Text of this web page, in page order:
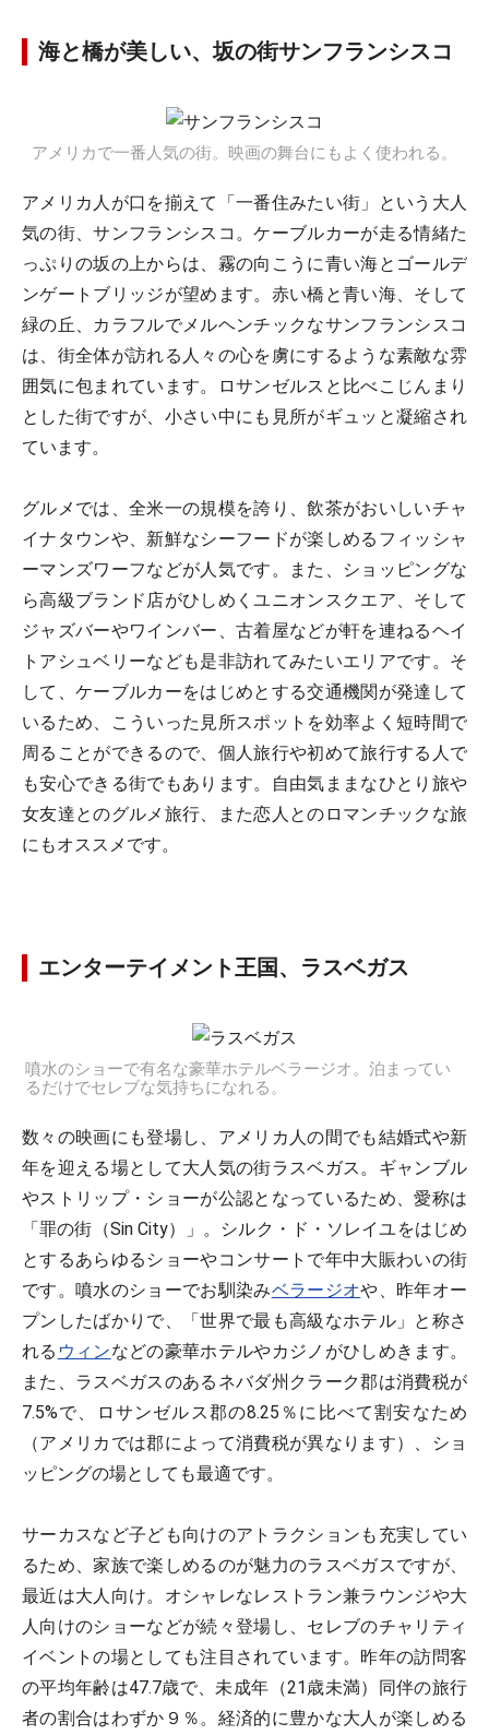
海と橋が美しい、坂の街サンフランシスコ
アメリカで一番人気の街。映画の舞台にもよく使われる。
アメリカ人が口を揃えて「一番住みたい街」という大人
気の街、サンフランシスコ。ケーブルカーが走る情緒た
っぷりの坂の上からは、霧の向こうに青い海とゴールデ
ンゲートブリッジが望めます。赤い橋と青い海、そして
緑の丘、カラフルでメルヘンチックなサンフランシスコ
は、街全体が訪れる人々の心を虜にするような素敵な雰
囲気に包まれています。ロサンゼルスと比べこじんまり
とした街ですが、小さい中にも見所がギュッと凝縮され
ています。
グルメでは、全米一の規模を誇り、飲茶がおいしいチャ
イナタウンや、新鮮なシーフードが楽しめるフィッシャ
ーマンズワーフなどが人気です。また、ショッピングな
ら高級ブランド店がひしめくユニオンスクエア、そして
ジャズバーやワインバー、古着屋などが軒を連ねるヘイ
トアシュベリーなども是非訪れてみたいエリアです。そ
して、ケーブルカーをはじめとする交通機関が発達して
いるため、こういった見所スポットを効率よく短時間で
周ることができるので、個人旅行や初めて旅行する人で
も安心できる街でもあります。自由気ままなひとり旅や
女友達とのグルメ旅行、また恋人とのロマンチックな旅
にもオススメです。
エンターテイメント王国、ラスベガス
噴水のショーで有名な豪華ホテルベラージオ。泊まってい
るだけでセレブな気持ちになれる。
数々の映画にも登場し、アメリカ人の間でも結婚式や新
年を迎える場として大人気の街ラスベガス。ギャンブル
やストリップ・ショーが公認となっているため、愛称は
「罪の街（Sin City）」。シルク・ド・ソレイユをはじめ
とするあらゆるショーやコンサートで年中大賑わいの街
です。噴水のショーでお馴染みベラージオや、昨年オー
プンしたばかりで、「世界で最も高級なホテル」と称さ
れる ウィンなどの豪華ホテルやカジノがひしめきます。
また、ラスベガスのあるネバダ州クラーク郡は消費税が
7.5%で、ロサンゼルス郡の8.25％に比べて割安なため
（アメリカでは郡によって消費税が異なります）、ショ
ッピングの場としても最適です。
サーカスなど子ども向けのアトラクションも充実してい
るため、家族で楽しめるのが魅力のラスベガスですが、
最近は大人向け。オシャレなレストラン兼ラウンジや大
人向けのショーなどが続々登場し、セレブのチャリティ
イベントの場としても注目されています。昨年の訪問客
の平均年齢は47.7歳で、未成年（21歳未満）同伴の旅行
者の割合はわずか９％。経済的に豊かな大人が楽しめる